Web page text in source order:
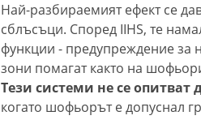
Най-разбираемият ефект се
сблъсъци. Според IIHS, те
функции - предупреждение за
зони помагат както на
Тези системи не се
когато шофьорът е допуснал